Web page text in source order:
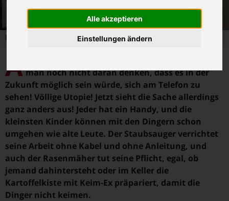
Alle akzeptieren
Einstellungen ändern
Pressefoto - Meine Supermaus
A man noch nicht daran denken, dass es in der
Zukunft möglich sein würde, sich am Telefon zu
sehen! Völlige Utopie! Jetzt sieht die Sache allerdings
ganz anders aus! Jeder hat ein Handy, und die
kleinsten Kinder können mit den Dingern schon
umgehen wie alte Leute. Der Staubsauger verrichtet
seine Arbeit ohne Kabel und ohne Anleitung, und
auch der Rasenmäher tut seine Pflicht, egal, ob
jemand dahintersteht oder im Keller die
Kartoffelkiste mit Keim-Ex präpariert, damit die
Dinger nicht keimen.